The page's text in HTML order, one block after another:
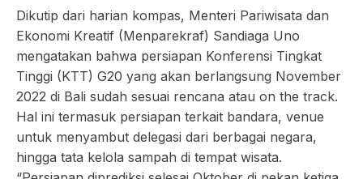
Dikutip dari harian kompas, Menteri Pariwisata dan
Ekonomi Kreatif (Menparekraf) Sandiaga Uno
mengatakan bahwa persiapan Konferensi Tingkat
Tinggi (KTT) G20 yang akan berlangsung November
2022 di Bali sudah sesuai rencana atau on the track.
Hal ini termasuk persiapan terkait bandara, venue
untuk menyambut delegasi dari berbagai negara,
hingga tata kelola sampah di tempat wisata.